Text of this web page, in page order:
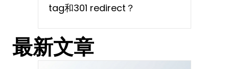
tag和301 redirect？
最新文章